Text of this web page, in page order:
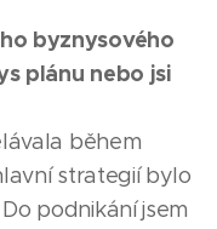
byznysového
plánu nebo jsi
během
strategií bylo
podnikání jsem